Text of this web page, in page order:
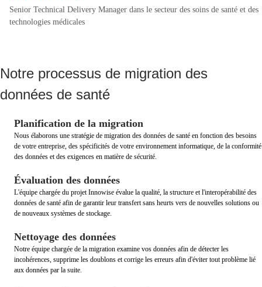
Senior Technical Delivery Manager dans le secteur des soins de santé et des
technologies médicales
Notre processus de migration des
données de santé
Planification de la migration
Nous élaborons une stratégie de migration des données de santé en fonction des besoins
de votre entreprise, des spécificités de votre environnement informatique, de la conformité
des données et des exigences en matière de sécurité.
Évaluation des données
L'équipe chargée du projet Innowise évalue la qualité, la structure et l'interopérabilité des
données de santé afin de garantir leur transfert sans heurts vers de nouvelles solutions ou
de nouveaux systèmes de stockage.
Nettoyage des données
Notre équipe chargée de la migration examine vos données afin de détecter les
incohérences, supprime les doublons et corrige les erreurs afin d'éviter tout problème lié
aux données par la suite.